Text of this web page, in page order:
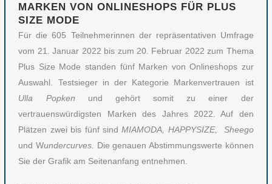
MARKEN VON ONLINESHOPS FÜR PLUS
SIZE MODE
Für die 605 Teilnehmerinnen der repräsentativen Umfrage
vom 21. Januar 2022 bis zum 20. Februar 2022 zum Thema
Plus Size Mode standen fünf Marken von Onlineshops zur
Auswahl. Testsieger in der Kategorie Markenvertrauen ist
Ulla Popken und gehört somit zu einer der
vertrauenswürdigsten Marken des Jahres 2022. Auf den
Plätzen zwei bis fünf sindMIAMODA, HAPPYSIZE, Sheego
und Wundercurves. Die genauen Abstimmungswerte können
Sie der Grafik am Seitenanfang entnehmen.